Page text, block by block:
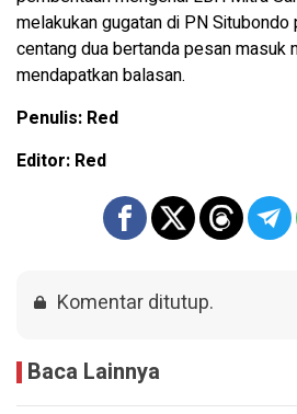
melakukan gugatan di PN
centang dua bertanda pesan masuk
mendapatkan balasan.
Penulis: Red
Editor: Red
Komentar ditutup.
Baca Lainnya